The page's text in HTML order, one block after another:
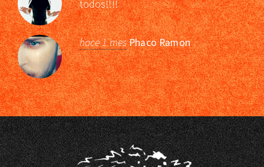
todos!!!!
hace 1 mesPhaco Ramon